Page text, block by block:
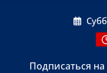
Подписаться на